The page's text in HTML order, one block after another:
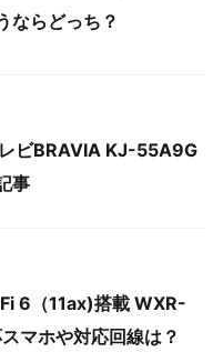
ならどっち？
ビBRAVIA KJ-55A9G
事
6（11ax)搭載 WXR-
マホや対応回線は？